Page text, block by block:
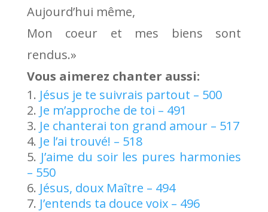
Aujourd’hui même,
Mon coeur et mes biens sont
rendus.»
Vous aimerez chanter aussi:
Jésus je te suivrais partout – 500
Je m’approche de toi – 491
Je chanterai ton grand amour – 517
Je l’ai trouvé! – 518
J’aime du soir les pures harmonies
– 550
Jésus, doux Maître – 494
J’entends ta douce voix – 496